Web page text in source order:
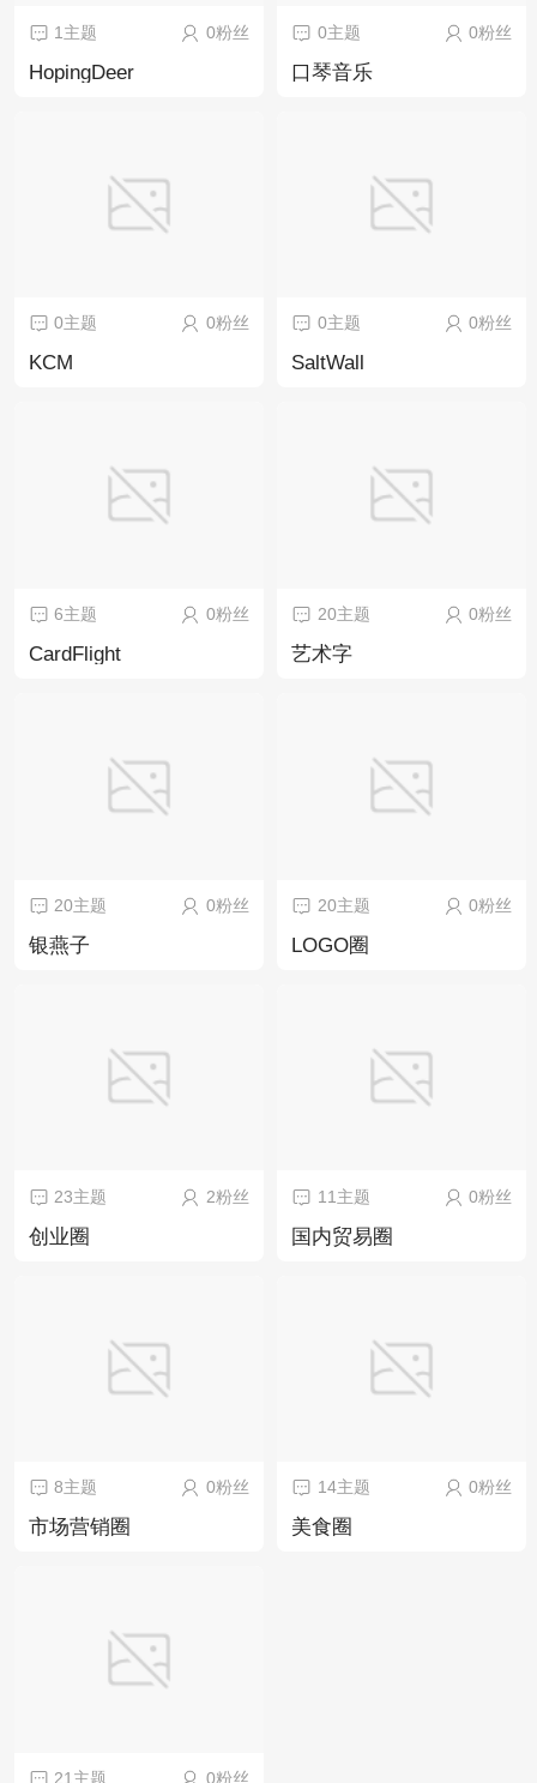
0粉丝
1主题
HopingDeer
0粉丝
0主题
口琴音乐
0粉丝
0主题
KCM
0粉丝
0主题
SaltWall
0粉丝
6主题
CardFlight
0粉丝
20主题
艺术字
0粉丝
20主题
银燕子
0粉丝
20主题
LOGO圈
2粉丝
23主题
创业圈
0粉丝
11主题
国内贸易圈
0粉丝
8主题
市场营销圈
0粉丝
14主题
美食圈
0粉丝
21主题